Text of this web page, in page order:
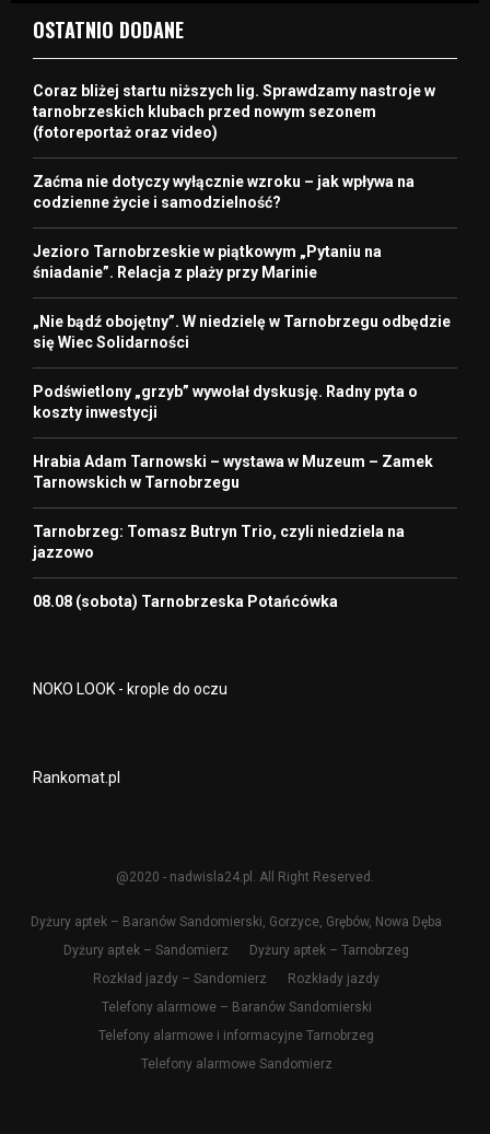
OSTATNIO DODANE
Coraz bliżej startu niższych lig. Sprawdzamy nastroje w
tarnobrzeskich klubach przed nowym sezonem
(fotoreportaż oraz video)
Zaćma nie dotyczy wyłącznie wzroku – jak wpływa na
codzienne życie i samodzielność?
Jezioro Tarnobrzeskie w piątkowym „Pytaniu na
śniadanie”. Relacja z plaży przy Marinie
„Nie bądź obojętny”. W niedzielę w Tarnobrzegu odbędzie
się Wiec Solidarności
Podświetlony „grzyb” wywołał dyskusję. Radny pyta o
koszty inwestycji
Hrabia Adam Tarnowski – wystawa w Muzeum – Zamek
Tarnowskich w Tarnobrzegu
Tarnobrzeg: Tomasz Butryn Trio, czyli niedziela na
jazzowo
08.08 (sobota) Tarnobrzeska Potańcówka
NOKO LOOK - krople do oczu
Rankomat.pl
@2020 - nadwisla24.pl. All Right Reserved.
Dyżury aptek – Baranów Sandomierski, Gorzyce, Grębów, Nowa Dęba
Dyżury aptek – Sandomierz
Dyżury aptek – Tarnobrzeg
Rozkład jazdy – Sandomierz
Rozkłady jazdy
Telefony alarmowe – Baranów Sandomierski
Telefony alarmowe i informacyjne Tarnobrzeg
Telefony alarmowe Sandomierz